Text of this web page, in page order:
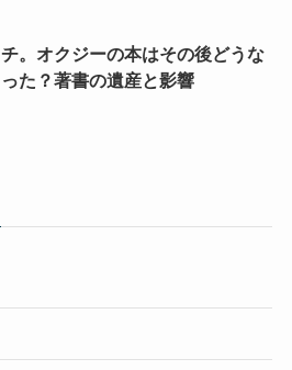
チ。オクジーの本はその後どうな
った？著書の遺産と影響